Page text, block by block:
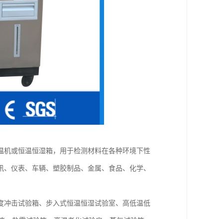
或恒温恒湿箱，用于检测材料在各种环境下性
仪表、车辆、塑胶制品、金属、食品、化学、
击试验箱、步入式恒温恒湿试验室、高低温低